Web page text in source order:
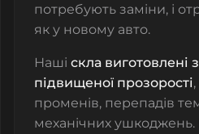
потребують заміни, і
як у новому авто.
Наші скла виготовлені
підвищеної прозорості
променів, перепадів
механічних